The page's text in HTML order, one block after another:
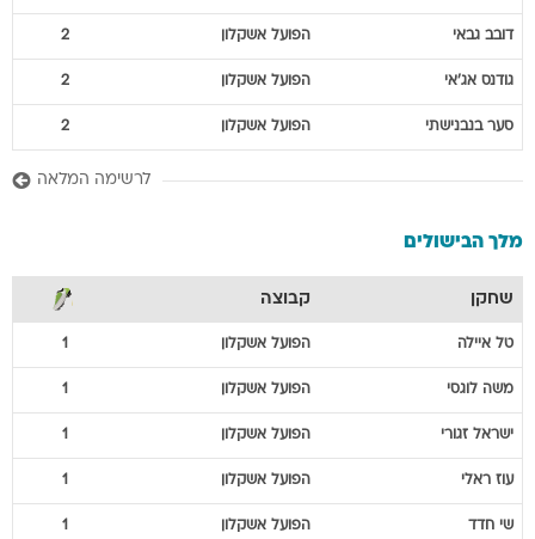
דובב גבאי הפועל אשקלון 2
גודנס אג'אי הפועל אשקלון 2
סער בנבנישתי הפועל אשקלון 2
לרשימה המלאה
מלך הבישולים
שחקן קבוצה
טל איילה הפועל אשקלון 1
משה לוגסי הפועל אשקלון 1
ישראל זגורי הפועל אשקלון 1
עוז ראלי הפועל אשקלון 1
שי חדד הפועל אשקלון 1